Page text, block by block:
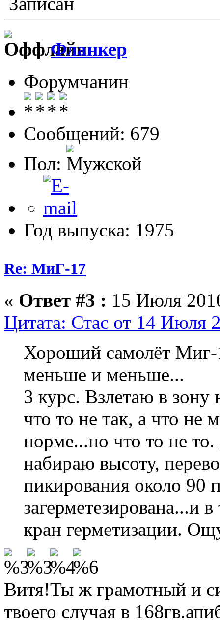
Фланкер
Форумчанин
Сообщений: 679
Пол:
Год выпуска: 1975
Re: МиГ-17
« Ответ #3 : 15 Июля
Цитата: Стас от 14 Июля
Хороший самолёт Миг-
меньше и меньше...
3 курс. Взлетаю в
что то не так, а что не
норме...но что то не
набираю высоту,
пикирования около 90
загерметезирована...и
кран герметизации.
Витя!Ты ж грамотный и
твоего случая в